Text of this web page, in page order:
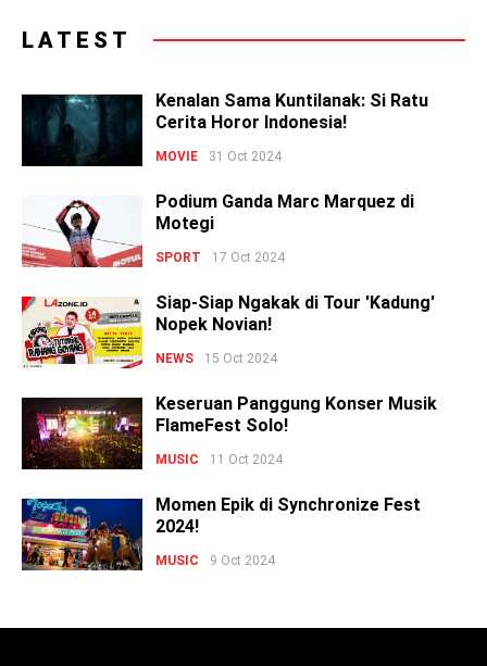
LATEST
Kenalan Sama Kuntilanak: Si Ratu
Cerita Horor Indonesia!
MOVIE 31 Oct 2024
Podium Ganda Marc Marquez di
Motegi
SPORT 17 Oct 2024
Siap-Siap Ngakak di Tour 'Kadung'
Nopek Novian!
NEWS 15 Oct 2024
Keseruan Panggung Konser Musik
FlameFest Solo!
MUSIC 11 Oct 2024
Momen Epik di Synchronize Fest
2024!
MUSIC 9 Oct 2024